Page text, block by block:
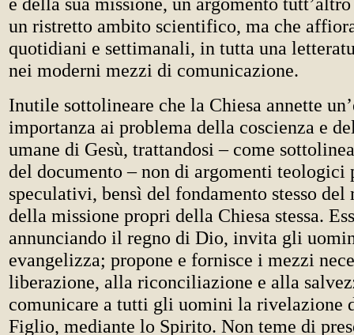
un ristretto ambito scientifico, ma che
quotidiani e settimanali, in tutta una
nei moderni mezzi di comunicazione.
Inutile sottolineare che la Chiesa annette
importanza ai problema della coscienza e
umane di Gesù, trattandosi – come
del documento – non di argomenti teologici
speculativi, bensì del fondamento stesso del
della missione propri della Chiesa stessa.
annunciando il regno di Dio, invita gli
evangelizza; propone e fornisce i mezzi
liberazione, alla riconciliazione e alla
comunicare a tutti gli uomini la rivelazione
Figlio, mediante lo Spirito. Non teme di